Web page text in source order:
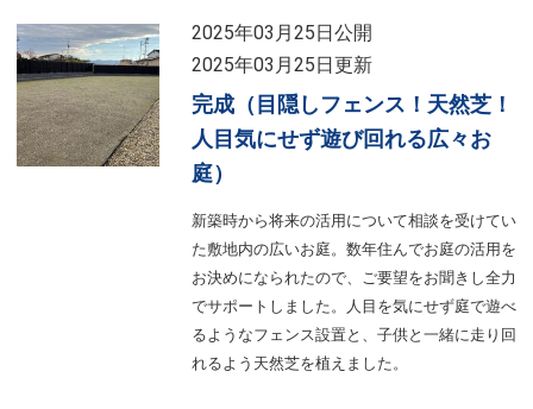
2025年03月25日公開
2025年03月25日更新
完成（目隠しフェンス！天然芝！
人目気にせず遊び回れる広々お
庭）
新築時から将来の活用について相談を受けてい
た敷地内の広いお庭。数年住んでお庭の活用を
お決めになられたので、ご要望をお聞きし全力
でサポートしました。人目を気にせず庭で遊べ
るようなフェンス設置と、子供と一緒に走り回
れるよう天然芝を植えました。